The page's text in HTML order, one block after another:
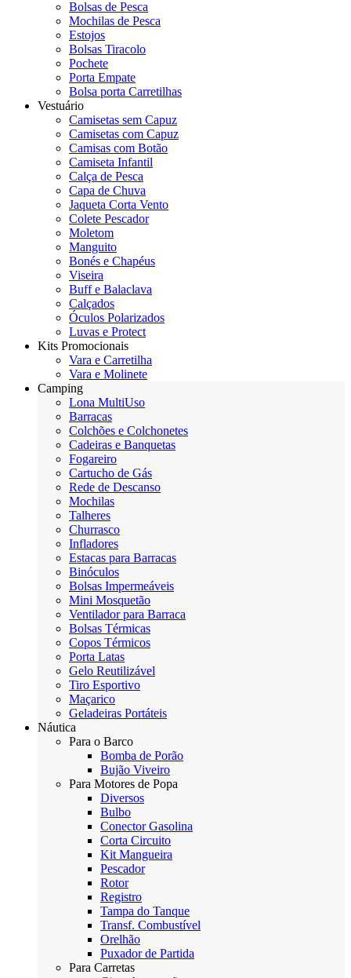
Bolsas de Pesca
Mochilas de Pesca
Estojos
Bolsas Tiracolo
Pochete
Porta Empate
Bolsa porta Carretilhas
Vestuário
Camisetas sem Capuz
Camisetas com Capuz
Camisas com Botão
Camiseta Infantil
Calça de Pesca
Capa de Chuva
Jaqueta Corta Vento
Colete Pescador
Moletom
Manguito
Bonés e Chapéus
Viseira
Buff e Balaclava
Calçados
Óculos Polarizados
Luvas e Protect
Kits Promocionais
Vara e Carretilha
Vara e Molinete
Camping
Lona MultiUso
Barracas
Colchões e Colchonetes
Cadeiras e Banquetas
Fogareiro
Cartucho de Gás
Rede de Descanso
Mochilas
Talheres
Churrasco
Infladores
Estacas para Barracas
Binóculos
Bolsas Impermeáveis
Mini Mosquetão
Ventilador para Barraca
Bolsas Térmicas
Copos Térmicos
Porta Latas
Gelo Reutilizável
Tiro Esportivo
Maçarico
Geladeiras Portáteis
Náutica
Para o Barco
Bomba de Porão
Bujão Viveiro
Para Motores de Popa
Diversos
Bulbo
Conector Gasolina
Corta Circuito
Kit Mangueira
Pescador
Rotor
Registro
Tampa do Tanque
Transf. Combustível
Orelhão
Puxador de Partida
Para Carretas